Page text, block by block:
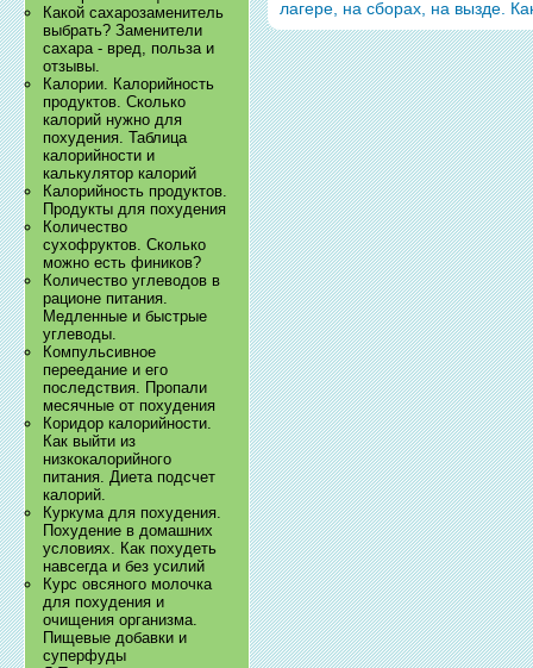
Какой сахарозаменитель
выбрать? Заменители
сахара - вред, польза и
отзывы.
Калории. Калорийность
продуктов. Сколько
калорий нужно для
похудения. Таблица
калорийности и
калькулятор калорий
Калорийность продуктов.
Продукты для похудения
Количество
сухофруктов. Сколько
можно есть фиников?
Количество углеводов в
рационе питания.
Медленные и быстрые
углеводы.
Компульсивное
переедание и его
последствия. Пропали
месячные от похудения
Коридор калорийности.
Как выйти из
низкокалорийного
питания. Диета подсчет
калорий.
Куркума для похудения.
Похудение в домашних
условиях. Как похудеть
навсегда и без усилий
Курс овсяного молочка
для похудения и
очищения организма.
Пищевые добавки и
суперфуды
лагере, на сборах, на вызде.